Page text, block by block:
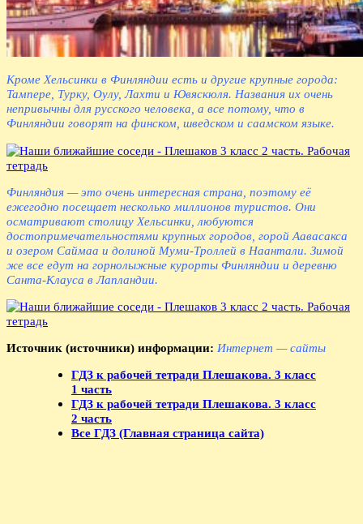
Кроме Хельсинки в Финляндии есть и другие крупные города:
Тампере, Турку, Оулу, Лахти и Ювяскюля. Названия их очень
непривычны для русского человека, а все потому, что в
Финляндии говорят на финском, шведском и саамском языке.
Финляндия — это очень интересная страна, поэтому её
ежегодно посещает несколько миллионов туристов. Они
осматривают столицу Хельсинки, любуются
достопримечательностями крупных городов, горой Аавасакса
и озером Саймаа и долиной Муми-Троллей в Наантали. Зимой
же все едут на горнолыжные курорты Финляндии и деревню
Санта-Клауса в Лапландии.
Источник (источники) информации: Интернет — сайты
ГДЗ к рабочей тетради Плешакова. 3 класс
1 часть
ГДЗ к рабочей тетради Плешакова. 3 класс
2 часть
Все ГДЗ (Главная страница сайта)